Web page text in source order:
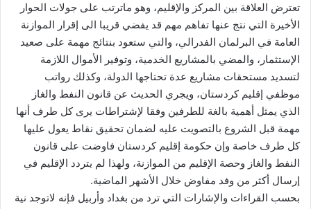
تعترض العلاقة بين المركز والإقليم، وهو ماترتب على جولات الحوار
الأخيرة التي نتج عنها تفاهم مهم قد يفضي قريبا الى إقرار الموازنة
العامة في البرلمان الفدرالي، والتي ستعود بنتائج مهمة على صعيد
الإستثمار، والمضي بالمشاريع الخدمية، وتوفير الأموال اللازمة
لتسديد مستحقات مشاريع عدة تحتاجها الدولة، وكذلك رواتب
موظفي إقليم كردستان، ويجري الحديث عن قانون النفط والغاز
الذي يمثل أهمية بالغة للطرفين وفقا لإشتراطات يرى كل طرف أنها
مهمة قبل الشروع بالتصويت عليه لضمان تحقيق نقاط يعول عليها
كل طرف خاصة وإن حكومة إقليم كردستان فاوضت على قانون
النفط والغاز وحصة الإقليم من الموازنة، ولهذا لم يتردد الإقليم في
إرسال أكثر من وفد مفاوض خلال الأشهر الماضية.
‏بحسب القراءات والإشارات التي ترد من بغداد وأربيل فإنه لاتوجد نية